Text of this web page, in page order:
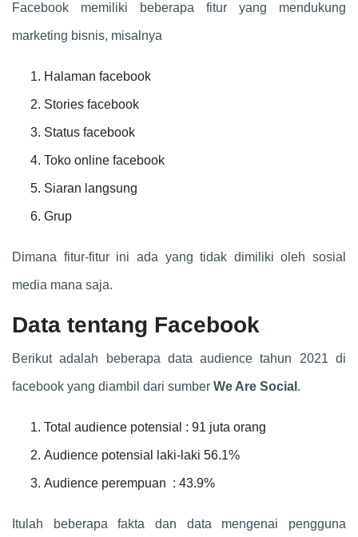
Facebook memiliki beberapa fitur yang mendukung
marketing bisnis, misalnya
Halaman facebook
Stories facebook
Status facebook
Toko online facebook
Siaran langsung
Grup
Dimana fitur-fitur ini ada yang tidak dimiliki oleh sosial
media mana saja.
Data tentang Facebook
Berikut adalah beberapa data audience tahun 2021 di
facebook yang diambil dari sumber We Are Social .
Total audience potensial : 91 juta orang
Audience potensial laki-laki 56.1%
Audience perempuan : 43.9%
Itulah beberapa fakta dan data mengenai pengguna
Ansyaa Org